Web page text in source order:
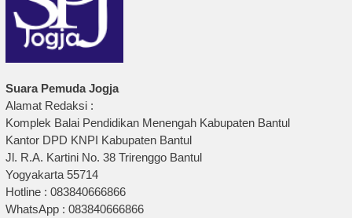
Suara Pemuda Jogja
Alamat Redaksi :
Komplek Balai Pendidikan Menengah Kabupaten Bantul
Kantor DPD KNPI Kabupaten Bantul
Jl. R.A. Kartini No. 38 Trirenggo Bantul
Yogyakarta 55714
Hotline : 083840666866
WhatsApp : 083840666866